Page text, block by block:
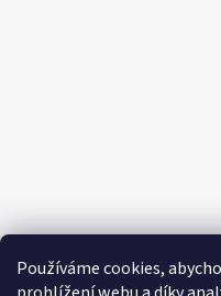
Používáme cookies,